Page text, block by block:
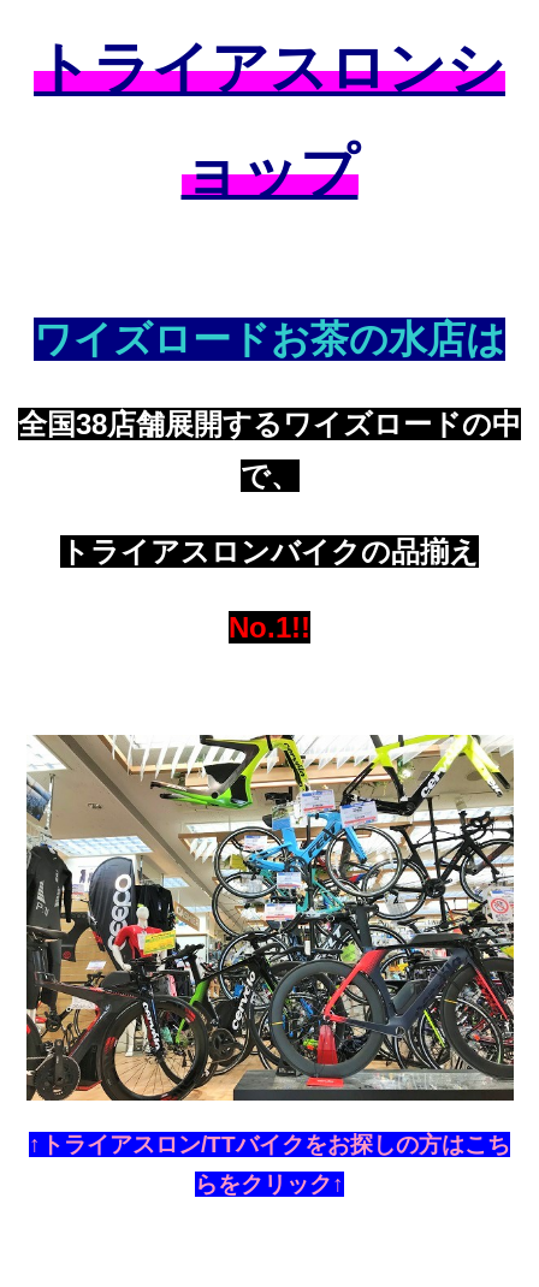
トライアスロンシ
ョップ
ワイズロードお茶の水店は
全国38店舗展開するワイズロードの中
で、
トライアスロンバイクの品揃え
No.1!!
↑トライアスロン/TTバイクをお探しの方はこち
らをクリック↑